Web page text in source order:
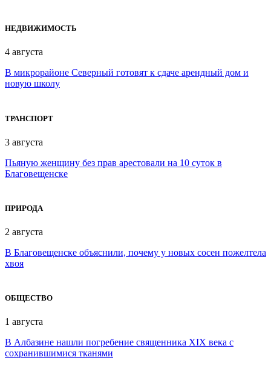
НЕДВИЖИМОСТЬ
4 августа
В микрорайоне Северный готовят к сдаче арендный дом и
новую школу
ТРАНСПОРТ
3 августа
Пьяную женщину без прав арестовали на 10 суток в
Благовещенске
ПРИРОДА
2 августа
В Благовещенске объяснили, почему у новых сосен пожелтела
хвоя
ОБЩЕСТВО
1 августа
В Албазине нашли погребение священника XIX века с
сохранившимися тканями